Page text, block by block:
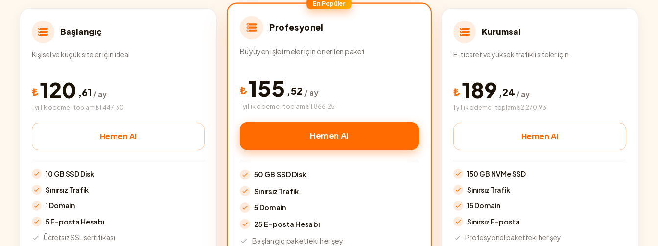
Başlangıç
Kişisel ve küçük siteler için ideal
₺120 ,61 / ay
1 yıllık ödeme · toplam ₺1.447,30
Hemen Al
10 GB SSD Disk
Sınırsız Trafik
1 Domain
5 E-posta Hesabı
Ücretsiz SSL sertifikası
En Popüler
Profesyonel
Büyüyen işletmeler için önerilen paket
₺155 ,52 / ay
1 yıllık ödeme · toplam ₺1.866,25
Hemen Al
50 GB SSD Disk
Sınırsız Trafik
5 Domain
25 E-posta Hesabı
Başlangıç paketteki her şey
Kurumsal
E-ticaret ve yüksek trafikli siteler için
₺189 ,24 / ay
1 yıllık ödeme · toplam ₺2.270,93
Hemen Al
150 GB NVMe SSD
Sınırsız Trafik
15 Domain
Sınırsız E-posta
Profesyonel paketteki her şey